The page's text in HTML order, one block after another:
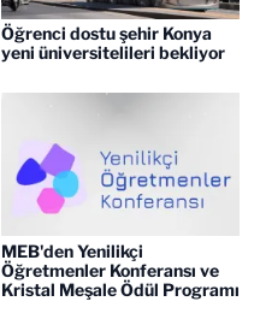
Öğrenci dostu şehir Konya
yeni üniversitelileri bekliyor
MEB'den Yenilikçi
Öğretmenler Konferansı ve
Kristal Meşale Ödül Programı